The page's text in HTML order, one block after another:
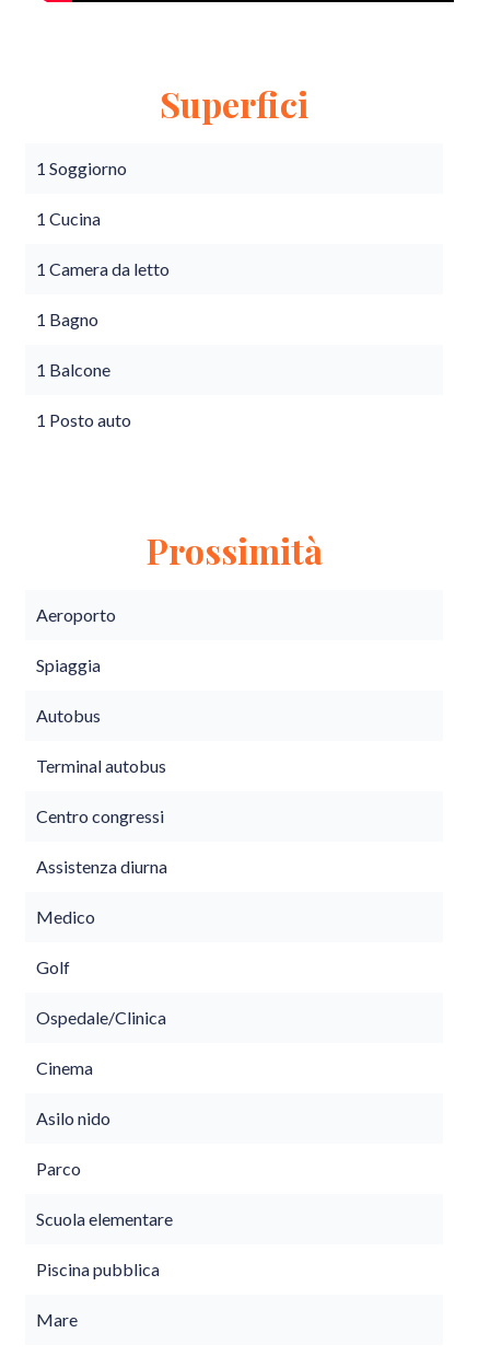
Superfici
1 Soggiorno
1 Cucina
1 Camera da letto
1 Bagno
1 Balcone
1 Posto auto
Prossimità
Aeroporto
Spiaggia
Autobus
Terminal autobus
Centro congressi
Assistenza diurna
Medico
Golf
Ospedale/Clinica
Cinema
Asilo nido
Parco
Scuola elementare
Piscina pubblica
Mare